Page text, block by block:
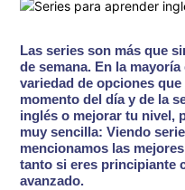
Las series son más que
de semana. En la
variedad de opciones
momento del día y de la
inglés o mejorar tu nivel,
muy sencilla: Viendo
mencionamos las
tanto si eres principiante
avanzado.